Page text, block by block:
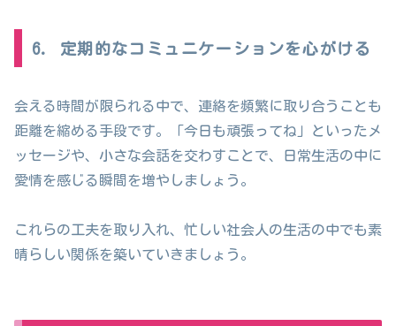
6. 定期的なコミュニケーションを心がける
会える時間が限られる中で、連絡を頻繁に取り合うことも
距離を縮める手段です。「今日も頑張ってね」といったメ
ッセージや、小さな会話を交わすことで、日常生活の中に
愛情を感じる瞬間を増やしましょう。
これらの工夫を取り入れ、忙しい社会人の生活の中でも素
晴らしい関係を築いていきましょう。